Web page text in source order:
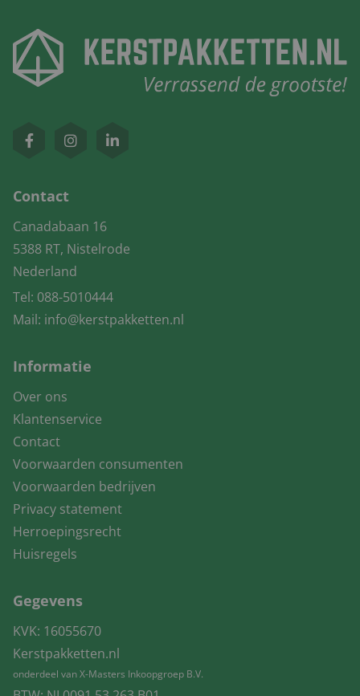
Contact
Canadabaan 16
5388 RT, Nistelrode
Nederland
Tel: 088-5010444
Mail: info@kerstpakketten.nl
Informatie
Over ons
Klantenservice
Contact
Voorwaarden consumenten
Voorwaarden bedrijven
Privacy statement
Herroepingsrecht
Huisregels
Gegevens
KVK: 16055670
Kerstpakketten.nl
onderdeel van X-Masters Inkoopgroep B.V.